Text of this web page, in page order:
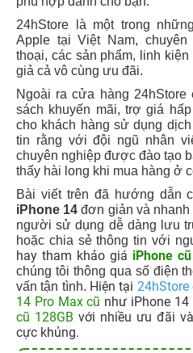
thấy hài long khi mua hàng ở
Bài viết trên đã hướng dẫn
iPhone 14đơn giản và nhanh
hoặc chia sẻ thông tin với
hay tham khảo giáiPhone
chúng tôi thông qua số điện
vấn tận tình.Hiện tại24hStore
14 Pro Max cũnhư iPhone 14
cũ 128GBvới nhiều ưu đãi và
cực khủng.
Tham khảo thêm các
hãng, máy đẹp, giá rẻ nhất
Tham khảo giáiPhone
nhiều ưu đãi
Khám pháiPhone 14
Trải nghiệmiPhone 14
khủng, lưu trữ thả ga